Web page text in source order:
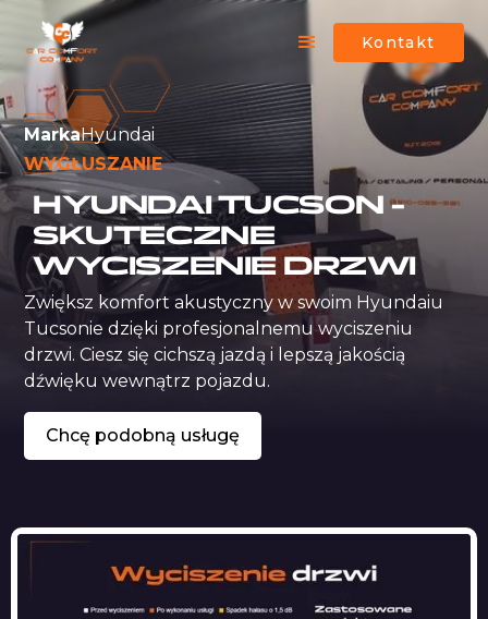
Kontakt
MarkaHyundai
WYGŁUSZANIE
HYUNDAI TUCSON -
SKUTECZNE
WYCISZENIE DRZWI
Zwiększ komfort akustyczny w swoim Hyundaiu
Tucsonie dzięki profesjonalnemu wyciszeniu
drzwi. Ciesz się cichszą jazdą i lepszą jakością
dźwięku wewnątrz pojazdu.
Chcę podobną usługę